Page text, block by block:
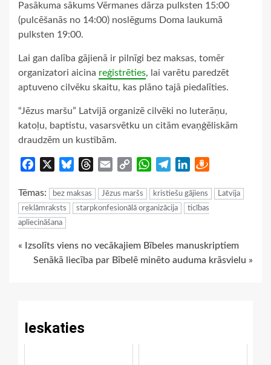
Pasākuma sākums Vērmanes dārza pulksten 15:00
(pulcēšanās no 14:00) noslēgums Doma laukumā
pulksten 19:00.
Lai gan dalība gājienā ir pilnīgi bez maksas, tomēr
organizatori aicina reģistrēties, lai varētu paredzēt
aptuveno cilvēku skaitu, kas plāno tajā piedalīties.
“Jēzus maršu” Latvijā organizē cilvēki no luterāņu,
katoļu, baptistu, vasarsvētku un citām evaņģēliskām
draudzēm un kustībām.
Facebook BlueskyThreads
Email
Copy
WhatsApp
TelegramLinkedIn
Tēmas: bez maksas Jēzus maršs kristiešu gājiens
Latvija
reklāmraksts
starpkonfesionālā organizācija
ticības
apliecināšana
Continue
« Izsolīts viens no vecākajiem Bībeles manuskriptiem
Senākā liecība par Bībelē minēto auduma krāsvielu »
Ieskaties